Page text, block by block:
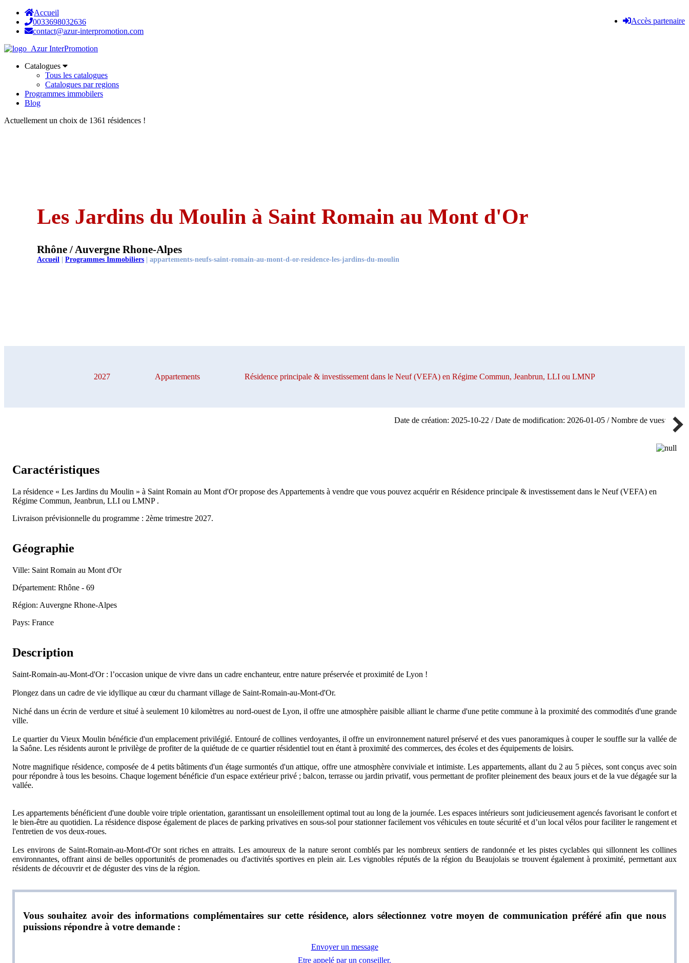
Accès partenaire
Accueil
0033698032636
contact@azur-interpromotion.com
Catalogues
Tous les catalogues
Catalogues par regions
Programmes immobilers
Blog
Actuellement un choix de 1361 résidences !
Les Jardins du Moulin à Saint Romain au Mont d'Or
Rhône / Auvergne Rhone-Alpes
Accueil | Programmes Immobiliers | appartements-neufs-saint-romain-au-mont-d-or-residence-les-jardins-du-moulin
2027 Appartements Résidence principale & investissement dans le Neuf (VEFA) en Régime Commun, Jeanbrun, LLI ou LMNP
Date de création: 2025-10-22 / Date de modification: 2026-01-05 / Nombre de vues: 32
Caractéristiques
La résidence « Les Jardins du Moulin » à Saint Romain au Mont d'Or propose des Appartements à vendre que vous pouvez acquérir en Résidence principale & investissement dans le Neuf (VEFA) en
Régime Commun, Jeanbrun, LLI ou LMNP .
Livraison prévisionnelle du programme : 2ème trimestre 2027.
Géographie
Ville: Saint Romain au Mont d'Or
Département: Rhône - 69
Région: Auvergne Rhone-Alpes
Pays: France
Description
Saint-Romain-au-Mont-d'Or : l’occasion unique de vivre dans un cadre enchanteur, entre nature préservée et proximité de Lyon !
Plongez dans un cadre de vie idyllique au cœur du charmant village de Saint-Romain-au-Mont-d'Or.
Niché dans un écrin de verdure et situé à seulement 10 kilomètres au nord-ouest de Lyon, il offre une atmosphère paisible alliant le charme d'une petite commune à la proximité des commodités d'une grande
ville.
Le quartier du Vieux Moulin bénéficie d'un emplacement privilégié. Entouré de collines verdoyantes, il offre un environnement naturel préservé et des vues panoramiques à couper le souffle sur la vallée de
la Saône. Les résidents auront le privilège de profiter de la quiétude de ce quartier résidentiel tout en étant à proximité des commerces, des écoles et des équipements de loisirs.
Notre magnifique résidence, composée de 4 petits bâtiments d'un étage surmontés d'un attique, offre une atmosphère conviviale et intimiste. Les appartements, allant du 2 au 5 pièces, sont conçus avec soin
pour répondre à tous les besoins. Chaque logement bénéficie d'un espace extérieur privé ; balcon, terrasse ou jardin privatif, vous permettant de profiter pleinement des beaux jours et de la vue dégagée sur la
vallée.
Les appartements bénéficient d'une double voire triple orientation, garantissant un ensoleillement optimal tout au long de la journée. Les espaces intérieurs sont judicieusement agencés favorisant le confort et
le bien-être au quotidien. La résidence dispose également de places de parking privatives en sous-sol pour stationner facilement vos véhicules en toute sécurité et d’un local vélos pour faciliter le rangement et
l'entretien de vos deux-roues.
Les environs de Saint-Romain-au-Mont-d'Or sont riches en attraits. Les amoureux de la nature seront comblés par les nombreux sentiers de randonnée et les pistes cyclables qui sillonnent les collines
environnantes, offrant ainsi de belles opportunités de promenades ou d'activités sportives en plein air. Les vignobles réputés de la région du Beaujolais se trouvent également à proximité, permettant aux
résidents de découvrir et de déguster des vins de la région.
Vous souhaitez avoir des informations complémentaires sur cette résidence, alors sélectionnez votre moyen de communication préféré afin que nous
puissions répondre à votre demande :
Envoyer un message
Etre appelé par un conseiller.